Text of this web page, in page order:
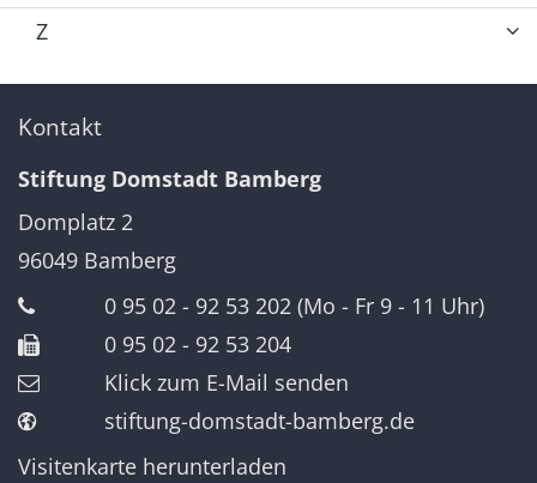
Z
Kontakt
Stiftung Domstadt Bamberg
Domplatz 2
96049 Bamberg
0 95 02 - 92 53 202 (Mo - Fr 9 - 11 Uhr)
0 95 02 - 92 53 204
Klick zum E-Mail senden
stiftung-domstadt-bamberg.de
Visitenkarte herunterladen